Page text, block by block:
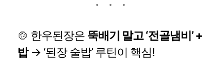
🍲 한우된장은 뚝배기 말고 ‘전골냄비’ +
밥→ ‘된장 술밥’ 루틴이 핵심!